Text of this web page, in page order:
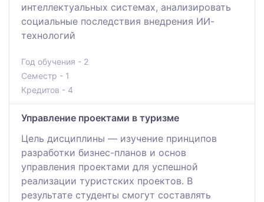
интеллектуальных системах, анализировать
социальные последствия внедрения ИИ-
технологий
Год обучения - 2
Семестр - 1
Кредитов - 4
Управление проектами в туризме
Цель дисциплины — изучение принципов
разработки бизнес-планов и основ
управления проектами для успешной
реализации туристских проектов. В
результате студенты смогут составлять